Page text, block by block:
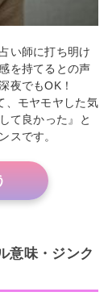
い師に打ち明け
を持てるとの声
夜でもOK！
、モヤモヤした気
て良かった』と
スです。
意味・ジンク